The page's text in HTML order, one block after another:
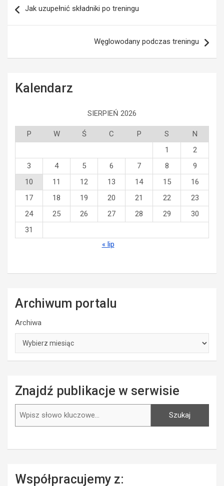
wpisu
Jak uzupełnić składniki po treningu
Węglowodany podczas treningu
Kalendarz
SIERPIEŃ 2026
P W Ś C P S
N
1
2
3
4 5 6 7 8
9
10
11 12 13 14 15
16
17
18 19 20 21 22
23
24
25 26 27 28 29
30
31
« lip
Archiwum portalu
Archiwa
Znajdź publikacje w serwisie
Szukaj
Współpracujemy z: